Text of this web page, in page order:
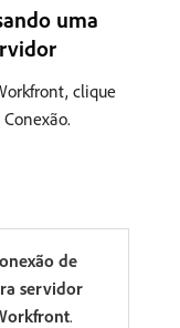
uma
clique
de
servidor
.